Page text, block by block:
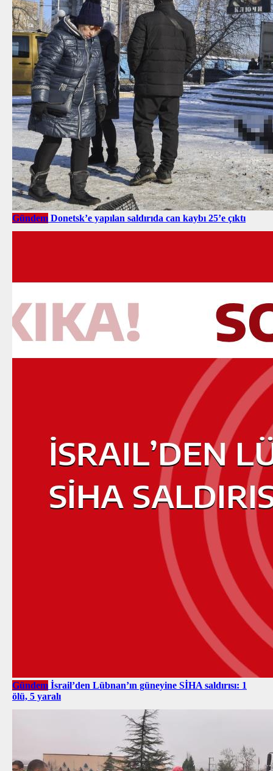
Gündem Donetsk’e yapılan saldırıda can kaybı 25’e çıktı
Gündem İsrail’den Lübnan’ın güneyine SİHA saldırısı: 1
ölü, 5 yaralı